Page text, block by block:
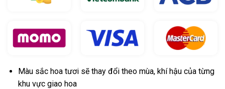
Màu sắc hoa tươi sẽ thay đổi theo mùa, khí hậu của từng
khu vực giao hoa